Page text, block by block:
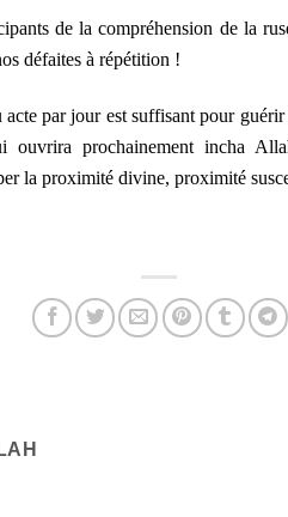
de la compréhension de la
défaites à répétition !
par jour est suffisant pour
ouvrira prochainement incha
la proximité divine, proximité